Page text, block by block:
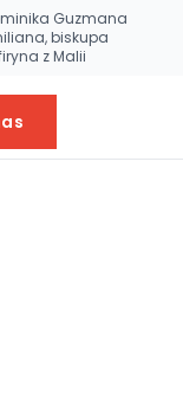
Guzmana
biskupa
z Malii